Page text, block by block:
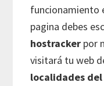
funcionamiento
pagina debes
hostracker por
visitará tu web
localidades